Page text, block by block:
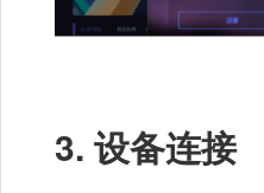
3. 设备连接